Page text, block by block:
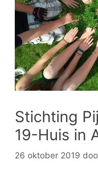
Stichting
19-Huis in
26 oktober 2019